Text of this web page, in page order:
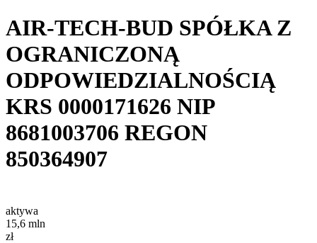
AIR-TECH-BUD SPÓŁKA Z
OGRANICZONĄ
ODPOWIEDZIALNOŚCIĄ
KRS 0000171626 NIP
8681003706 REGON
850364907
aktywa
15,6 mln
zł